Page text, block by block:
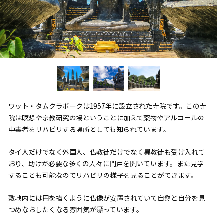
ワット・タムクラボークは1957年に設立された寺院です。この寺
院は瞑想や宗教研究の場ということに加えて薬物やアルコールの
中毒者をリハビリする場所としても知られています。
タイ人だけでなく外国人、仏教徒だけでなく異教徒も受け入れて
おり、助けが必要な多くの人々に門戸を開いています。また見学
することも可能なのでリハビリの様子を見ることができます。
敷地内には円を描くように仏像が安置されていて自然と自分を見
つめなおしたくなる雰囲気が漂っています。